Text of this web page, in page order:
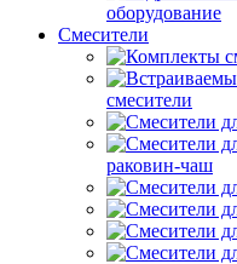
оборудование
Смесители
смесители
раковин-чаш